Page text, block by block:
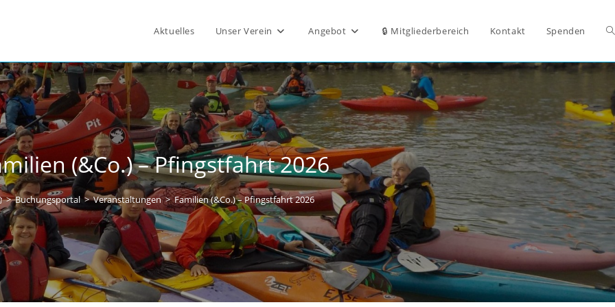
Aktuelles Unser Verein Angebot 🔒 Mitgliederbereich Kontakt Spenden
(&Co.) – Pfingstfahrt 2026
> Buchungsportal > Veranstaltungen > Familien (&Co.) – Pfingstfahrt 2026